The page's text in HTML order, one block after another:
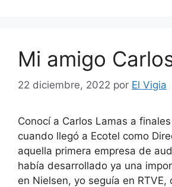
Mi amigo
22 diciembre, 2022 por El Vigia
Conocí a Carlos Lamas a
cuando llegó a Ecotel como
aquella primera empresa de
había desarrollado ya una
en Nielsen, yo seguía en RTVE,